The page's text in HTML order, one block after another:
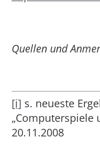
Quellen und
[i] s. neueste
„Computerspiele
20.11.2008